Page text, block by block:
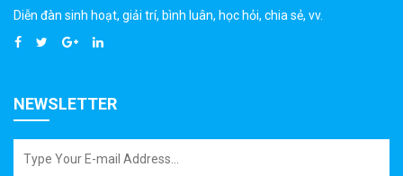
Diễn đàn sinh hoạt, giải trí, bình luân, học hỏi, chia sẻ, vv.
NEWSLETTER